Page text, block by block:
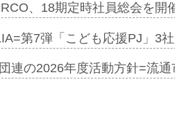
開始=三協…
分譲M専用…
、18期定時社員総会を
第7弾「こども応援PJ」3
連の2026年度活動方針=流